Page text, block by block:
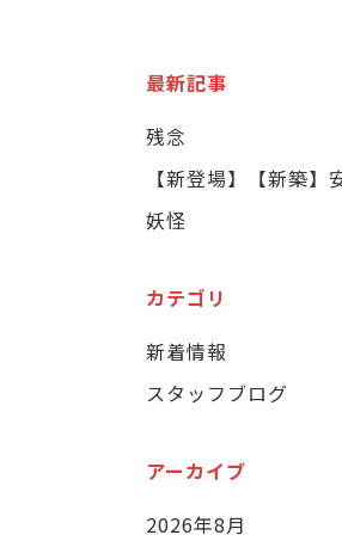
最新記事
残念
【新登場】【新築】
妖怪
カテゴリ
新着情報
スタッフブログ
アーカイブ
2026年8月